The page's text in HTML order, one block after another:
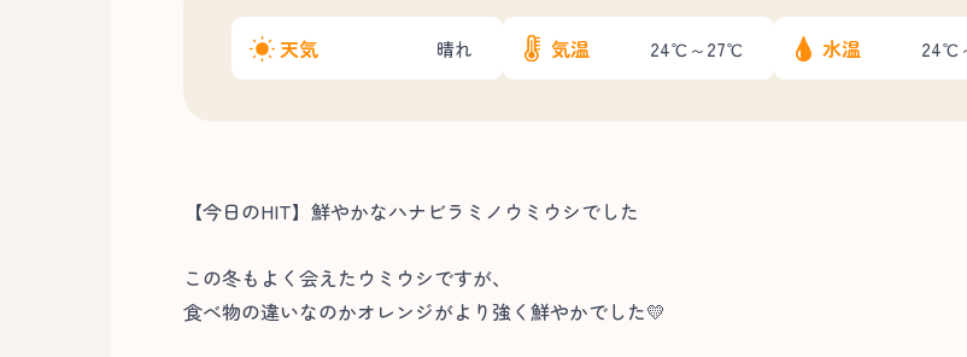
天気 晴れ 気温 24℃～27℃ 水温 24℃
【今日のHIT】鮮やかなハナビラミノウミウシでした
この冬もよく会えたウミウシですが、
食べ物の違いなのかオレンジがより強く鮮やかでした💛